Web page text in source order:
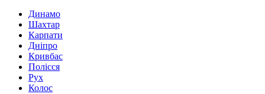
Динамо
Шахтар
Карпати
Дніпро
Кривбас
Полісся
Рух
Колос